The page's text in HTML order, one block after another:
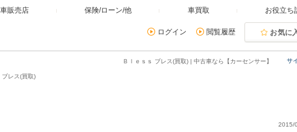
販売店 保険/ローン/他 車買取 お役立ち
ログイン 閲覧履歴 お気に
サ
Ｂｌｅｓｓ ブレス(買取) | 中古車なら【カーセンサー】
ブレス(買取)
2015/